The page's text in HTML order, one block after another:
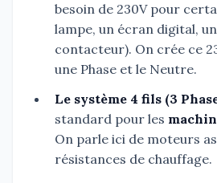
besoin de 230V pour
lampe, un écran digital,
contacteur). On crée ce
une Phase et le Neutre.
Le système 4 fils (3
standard pour les
On parle ici de moteurs
résistances de chauffage.